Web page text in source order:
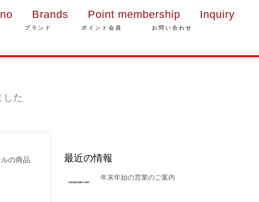
さっぽろスイーツコンペティシ
Brands Point membership Inquiry
ブランド ポイント会員 お問い合わせ
した
の商品
最近の情報
年末年始の営業のご案内